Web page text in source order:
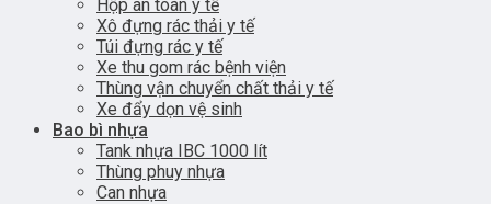
Hộp an toàn y tế
Xô đựng rác thải y tế
Túi đựng rác y tế
Xe thu gom rác bệnh viện
Thùng vận chuyển chất thải y tế
Xe đẩy dọn vệ sinh
Bao bì nhựa
Tank nhựa IBC 1000 lít
Thùng phuy nhựa
Can nhựa